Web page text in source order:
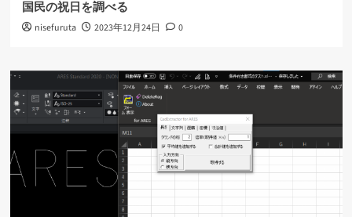
国民の祝日を調べる
nisefuruta 2023年12月24日 0